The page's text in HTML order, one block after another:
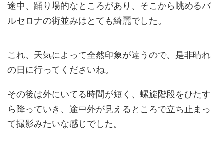
途中、踊り場的なところがあり、そこから眺めるバ
ルセロナの街並みはとても綺麗でした。
これ、天気によって全然印象が違うので、是非晴れ
の日に行ってくださいね。
その後は外にいてる時間が短く、螺旋階段をひたす
ら降っていき、途中外が見えるところで立ち止まっ
て撮影みたいな感じでした。